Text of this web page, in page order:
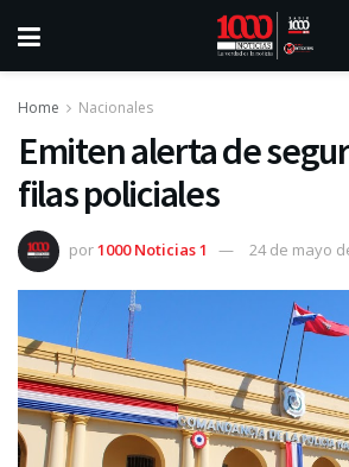
Home Nacionales
Emiten alerta de
filas policiales
por1000 Noticias 1 24 de mayo